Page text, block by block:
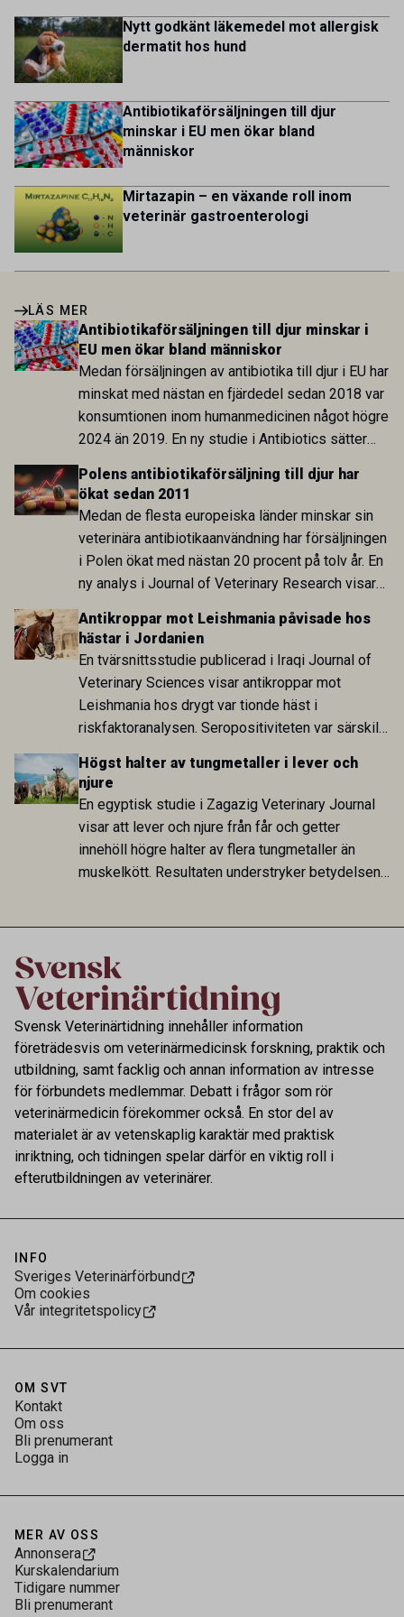
Nytt godkänt läkemedel mot allergisk
dermatit hos hund
Antibiotikaförsäljningen till djur
minskar i EU men ökar bland
människor
Mirtazapin – en växande roll inom
veterinär gastroenterologi
LÄS MER
Antibiotikaförsäljningen till djur minskar i
EU men ökar bland människor
Medan försäljningen av antibiotika till djur i EU har
minskat med nästan en fjärdedel sedan 2018 var
konsumtionen inom humanmedicinen något högre
2024 än 2019. En ny studie i Antibiotics sätter
utvecklingen inom de båda sektorerna sida vid
sida och pekar på en obalans i EU:s One Health-
arbete.
Polens antibiotikaförsäljning till djur har
ökat sedan 2011
Medan de flesta europeiska länder minskar sin
veterinära antibiotikaanvändning har försäljningen
i Polen ökat med nästan 20 procent på tolv år. En
ny analys i Journal of Veterinary Research visar
att skillnaden mot lågförbrukarländer som
Sverige är fortsatt stor.
Antikroppar mot Leishmania påvisade hos
hästar i Jordanien
En tvärsnittsstudie publicerad i Iraqi Journal of
Veterinary Sciences visar antikroppar mot
Leishmania hos drygt var tionde häst i
riskfaktoranalysen. Seropositiviteten var särskilt
hög i Zarqa och statistiskt kopplad till bland
annat stallhållning. Resultaten visar att hästarna
har exponerats för parasiten – men inte att de
fungerar som reservoarer eller bidrar till
smittspridning.
Högst halter av tungmetaller i lever och
njure
En egyptisk studie i Zagazig Veterinary Journal
visar att lever och njure från får och getter
innehöll högre halter av flera tungmetaller än
muskelkött. Resultaten understryker betydelsen
Svensk Veterinärtidning innehåller information
företrädesvis om veterinärmedicinsk forskning, praktik och
utbildning, samt facklig och annan information av intresse
för förbundets medlemmar. Debatt i frågor som rör
veterinärmedicin förekommer också. En stor del av
materialet är av vetenskaplig karaktär med praktisk
inriktning, och tidningen spelar därför en viktig roll i
efterutbildningen av veterinärer.
INFO
Sveriges Veterinärförbund
Om cookies
Vår integritetspolicy
OM SVT
Kontakt
Om oss
Bli prenumerant
Logga in
MER AV OSS
Annonsera
Kurskalendarium
Tidigare nummer
Bli prenumerant